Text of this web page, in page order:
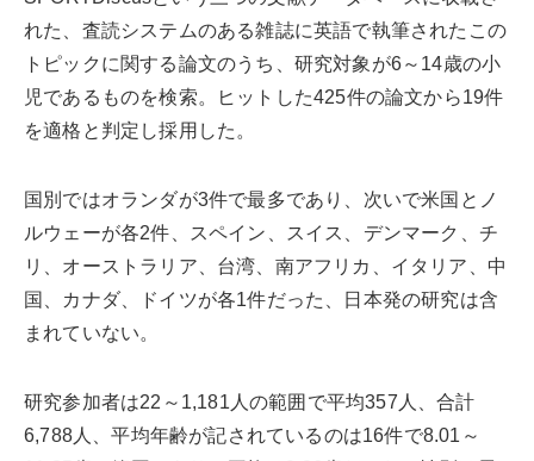
れた、査読システムのある雑誌に英語で執筆されたこの
トピックに関する論文のうち、研究対象が6～14歳の小
児であるものを検索。ヒットした425件の論文から19件
を適格と判定し採用した。
国別ではオランダが3件で最多であり、次いで米国とノ
ルウェーが各2件、スペイン、スイス、デンマーク、チ
リ、オーストラリア、台湾、南アフリカ、イタリア、中
国、カナダ、ドイツが各1件だった、日本発の研究は含
まれていない。
研究参加者は22～1,181人の範囲で平均357人、合計
6,788人、平均年齢が記されているのは16件で8.01～